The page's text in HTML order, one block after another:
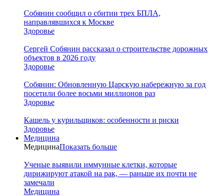
Собянин сообщил о сбитии трех БПЛА,
направлявшихся к Москве
Здоровье
Сергей Собянин рассказал о строительстве дорожных
объектов в 2026 году
Здоровье
Собянин: Обновленную Царскую набережную за год
посетили более восьми миллионов раз
Здоровье
Кашель у курильщиков: особенности и риски
Здоровье
Медицина
МедицинаПоказать больше
Ученые выявили иммунные клетки, которые
дирижируют атакой на рак, — раньше их почти не
замечали
Медицина